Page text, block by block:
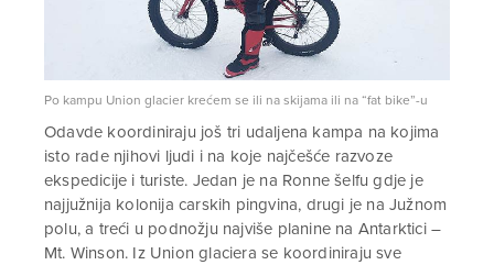
Po kampu Union glacier krećem se ili na skijama ili na “fat bike”-u
Odavde koordiniraju još tri udaljena kampa na kojima
isto rade njihovi ljudi i na koje najčešće razvoze
ekspedicije i turiste. Jedan je na Ronne šelfu gdje je
najjužnija kolonija carskih pingvina, drugi je na Južnom
polu, a treći u podnožju najviše planine na Antarktici –
Mt. Winson. Iz Union glaciera se koordiniraju sve